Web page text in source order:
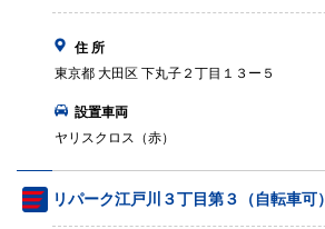
住 所
東京都 大田区 下丸子２丁目１３ー５
設置車両
ヤリスクロス（赤）
リパーク江戸川３丁目第３（自転車可）